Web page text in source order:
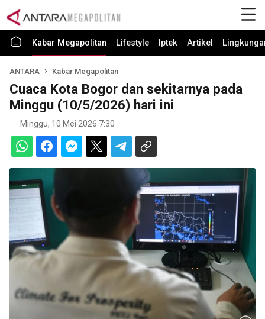
Kabar Megapolitan Lifestyle Iptek Artikel
ANTARA Kabar Megapolitan
Cuaca Kota Bogor dan sekitarnya pada
Minggu (10/5/2026) hari ini
Minggu, 10 Mei 2026 7:30